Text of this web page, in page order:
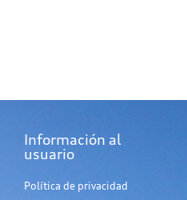
Información al
usuario
Política de privacidad